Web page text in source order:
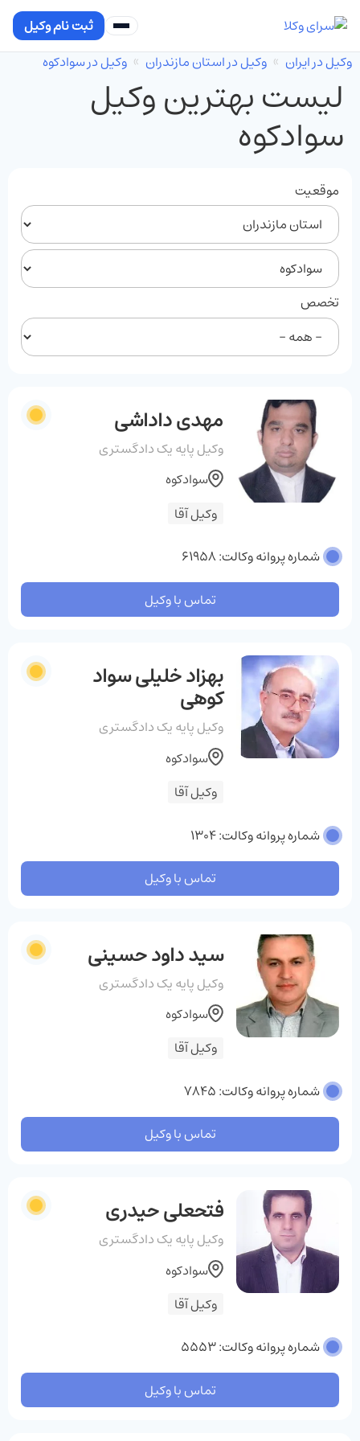
ثبت نام وکیل
وکیل در ایران
وکیل در استان مازندران وکیل در سوادکوه
لیست بهترین وکیل
سوادکوه
موقعیت
تخصص
مهدی داداشی
وکیل پایه یک دادگستری
وکیل آقا
سوادکوه
شماره پروانه وکالت: 61958
تماس با وکیل
بهزاد خلیلی سواد
کوهی
وکیل پایه یک دادگستری
وکیل آقا
سوادکوه
شماره پروانه وکالت: 1304
تماس با وکیل
سید داود حسینی
وکیل پایه یک دادگستری
وکیل آقا
سوادکوه
شماره پروانه وکالت: 7845
تماس با وکیل
فتحعلی حیدری
وکیل پایه یک دادگستری
وکیل آقا
سوادکوه
شماره پروانه وکالت: 5553
تماس با وکیل